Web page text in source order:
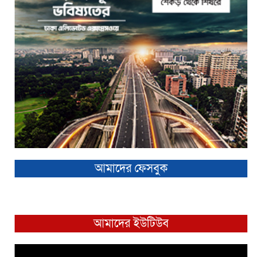
আমাদের ফেসবুক
আমাদের ইউটিউব